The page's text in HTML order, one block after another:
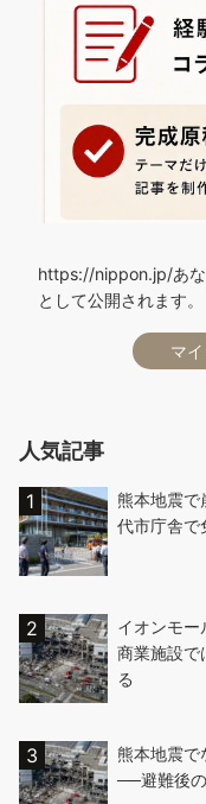
https://nippon.jp/あ
として公開されます。
マ
人気記事
熊本地震で
代市庁舎で
イオンモ
商業施設で
る
熊本地震で
──避難後